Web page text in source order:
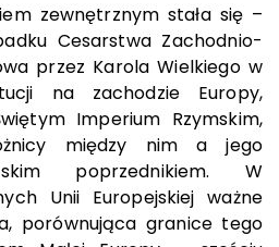
zewnętrznym stała się –
Cesarstwa Zachodnio-
przez Karola Wielkiego w
na zachodzie Europy,
Imperium Rzymskim,
między nim a jego
poprzednikiem. W
Unii Europejskiej ważne
porównująca granice tego